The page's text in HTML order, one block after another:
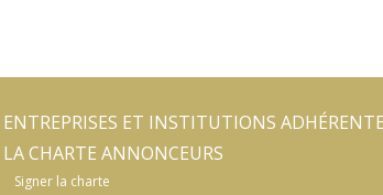
ENTREPRISES ET INSTITUTIONS
LA CHARTE ANNONCEURS
Signer la charte